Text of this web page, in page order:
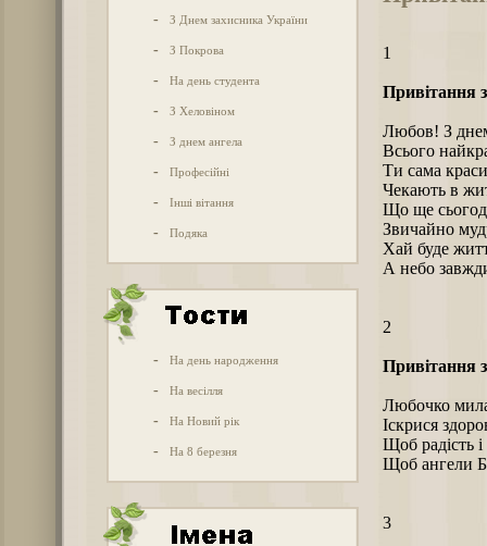
- З Днем захисника України
- З Покрова
- На день студента
- З Хеловіном
- З днем ангела
- Професійні
- Інші вітання
- Подяка
- На день народження
- На весілля
- На Новий рік
- На 8 березня
1
Привітання
Любов! З
Всього
Ти сама
Чекають в
Що ще
Звичайно
Хай буде
А небо
2
Привітання
Любочко
Іскрися
Щоб радість
Щоб ангели
3